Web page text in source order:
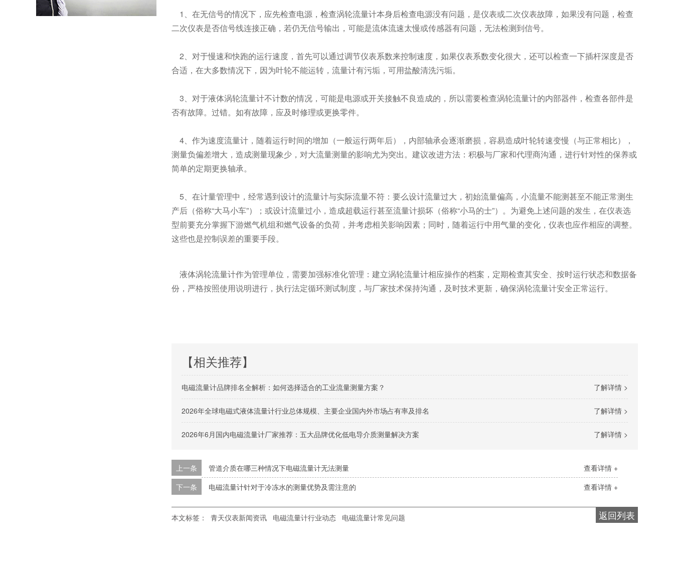
1、在无信号的情况下，应先检查电源，检查涡轮流量计本身后检查电源没有问题，是仪表或二次仪表故障，如果没有问题，检查
二次仪表是否信号线连接正确，若仍无信号输出，可能是流体流速太慢或传感器有问题，无法检测到信号。
2、对于慢速和快跑的运行速度，首先可以通过调节仪表系数来控制速度，如果仪表系数变化很大，还可以检查一下插杆深度是否
合适，在大多数情况下，因为叶轮不能运转，流量计有污垢，可用盐酸清洗污垢。
3、对于液体涡轮流量计不计数的情况，可能是电源或开关接触不良造成的，所以需要检查涡轮流量计的内部器件，检查各部件是
否有故障。过错。如有故障，应及时修理或更换零件。
4、作为速度流量计，随着运行时间的增加（一般运行两年后），内部轴承会逐渐磨损，容易造成叶轮转速变慢（与正常相比），
测量负偏差增大，造成测量现象少，对大流量测量的影响尤为突出。建议改进方法：积极与厂家和代理商沟通，进行针对性的保养或
简单的定期更换轴承。
5、在计量管理中，经常遇到设计的流量计与实际流量不符：要么设计流量过大，初始流量偏高，小流量不能测甚至不能正常测生
产后（俗称“大马小车”）；或设计流量过小，造成超载运行甚至流量计损坏（俗称“小马的士”）。为避免上述问题的发生，在仪表选
型前要充分掌握下游燃气机组和燃气设备的负荷，并考虑相关影响因素；同时，随着运行中用气量的变化，仪表也应作相应的调整。
这些也是控制误差的重要手段。
液体涡轮流量计作为管理单位，需要加强标准化管理：建立涡轮流量计相应操作的档案，定期检查其安全、按时运行状态和数据备
份，严格按照使用说明进行，执行法定循环测试制度，与厂家技术保持沟通，及时技术更新，确保涡轮流量计安全正常运行。
【相关推荐】
了解详情 >
电磁流量计品牌排名全解析：如何选择适合的工业流量测量方案？
了解详情 >
2026年全球电磁式液体流量计行业总体规模、主要企业国内外市场占有率及排名
了解详情 >
2026年6月国内电磁流量计厂家推荐：五大品牌优化低电导介质测量解决方案
查看详情 +
上一条
管道介质在哪三种情况下电磁流量计无法测量
查看详情 +
下一条 电磁流量计针对于冷冻水的测量优势及需注意的
返回列表
本文标签： 青天仪表新闻资讯 电磁流量计行业动态 电磁流量计常见问题